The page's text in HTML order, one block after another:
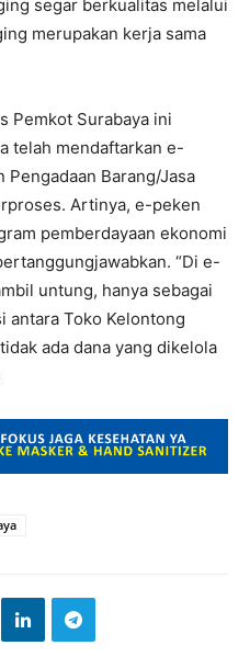
segar berkualitas melalui
merupakan kerja sama
Pemkot Surabaya ini
telah mendaftarkan e-
Pengadaan Barang/Jasa
Artinya, e-peken
pemberdayaan ekonomi
“Di e-
untung, hanya sebagai
antara Toko Kelontong
ada dana yang dikelola